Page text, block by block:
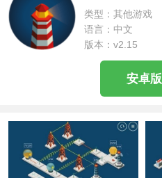
类型：其他游戏
语言：中文
版本：v2.15
安卓